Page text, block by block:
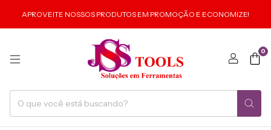
APROVEITE NOSSOS PRODUTOS EM PROMOÇÃO E ECONOMIZE!
0